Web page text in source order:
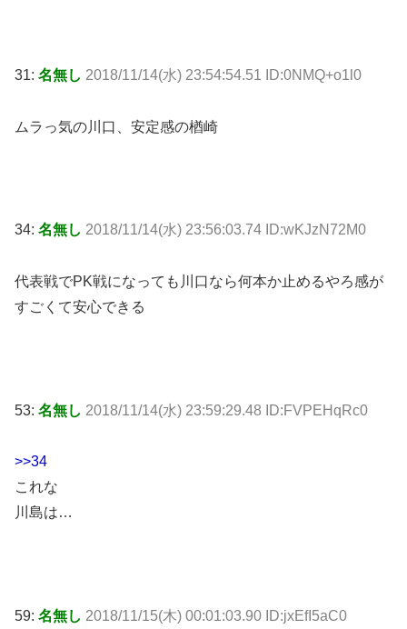
31: 名無し 2018/11/14(水) 23:54:54.51 ID:0NMQ+o1l0
ムラっ気の川口、安定感の楢崎
34: 名無し 2018/11/14(水) 23:56:03.74 ID:wKJzN72M0
代表戦でPK戦になっても川口なら何本か止めるやろ感が
すごくて安心できる
53: 名無し 2018/11/14(水) 23:59:29.48 ID:FVPEHqRc0
>>34
これな
川島は…
59: 名無し 2018/11/15(木) 00:01:03.90 ID:jxEfI5aC0